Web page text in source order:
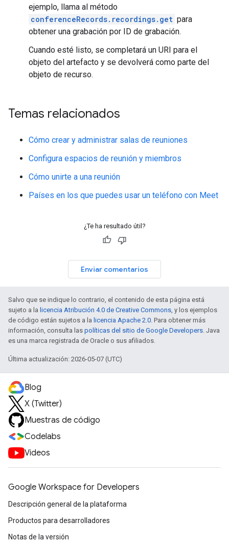
ejemplo, llama al método
conferenceRecords.recordings.get para
obtener una grabación por ID de grabación.
Cuando esté listo, se completará un URI para el
objeto del artefacto y se devolverá como parte del
objeto de recurso.
Temas relacionados
Cómo crear y administrar salas de reuniones
Configura espacios de reunión y miembros
Cómo unirte a una reunión
Países en los que puedes usar un teléfono con Meet
¿Te ha resultado útil?
Enviar comentarios
Salvo que se indique lo contrario, el contenido de esta página está
sujeto a la licencia Atribución 4.0 de Creative Commons , y los ejemplos
de código están sujetos a la licencia Apache 2.0 . Para obtener más
información, consulta las políticas del sitio de Google Developers . Java
es una marca registrada de Oracle o sus afiliados.
Última actualización: 2026-05-07 (UTC)
Blog
X (Twitter)
Muestras de código
Codelabs
Videos
Google Workspace for Developers
Descripción general de la plataforma
Productos para desarrolladores
Notas de la versión